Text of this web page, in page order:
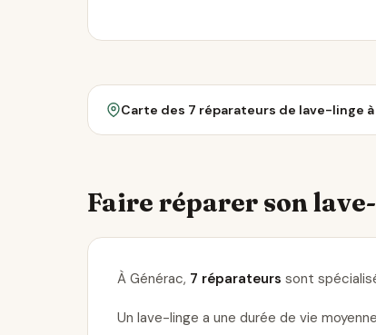
Carte des 7 réparateurs de lave-linge à
Faire réparer son
À Générac, 7 réparateurs sont
Un lave-linge a une durée de vie